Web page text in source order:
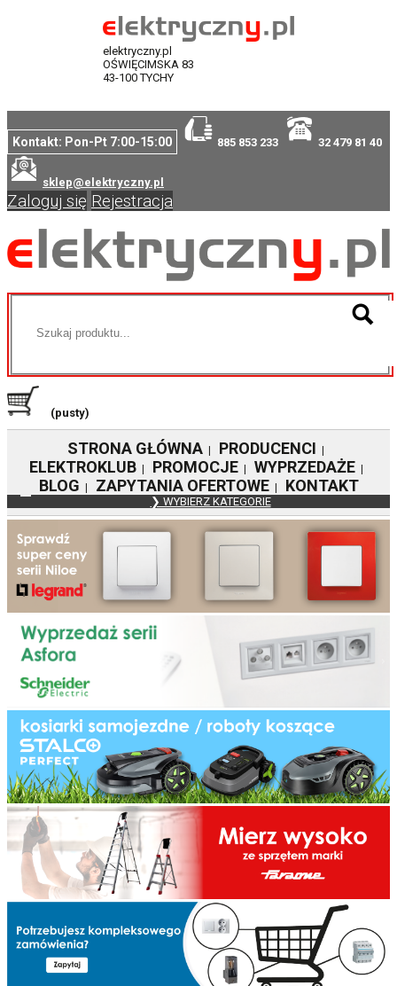
elektryczny.pl
OŚWIĘCIMSKA 83
43-100 TYCHY
Kontakt: Pon-Pt 7:00-15:00 885 853 233 32 479 81 40
sklep@elektryczny.pl
Zaloguj się Rejestracja
(pusty)
STRONA GŁÓWNA PRODUCENCI
ELEKTROKLUB| PROMOCJE| WYPRZEDAŻE|
BLOG ZAPYTANIA OFERTOWE| KONTAKT
❯ WYBIERZ KATEGORIE